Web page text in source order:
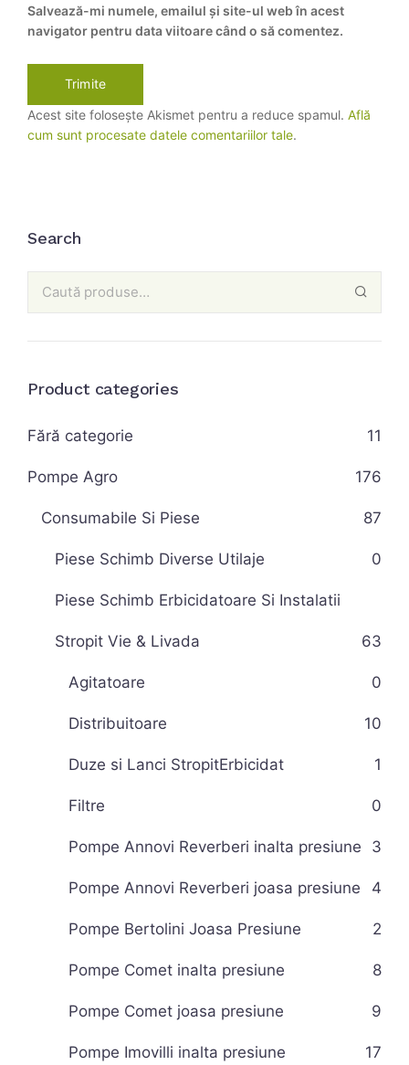
Salvează-mi numele, emailul și site-ul web în acest
navigator pentru data viitoare când o să comentez.
Acest site folosește Akismet pentru a reduce spamul. Află
cum sunt procesate datele comentariilor tale.
Search
Product categories
Fără categorie 11
Pompe Agro 176
Consumabile Si Piese 87
Piese Schimb Diverse Utilaje 0
Piese Schimb Erbicidatoare Si Instalatii
Stropit Vie & Livada 63
Agitatoare 0
Distribuitoare 10
Duze si Lanci StropitErbicidat 1
Filtre 0
Pompe Annovi Reverberi inalta presiune 3
Pompe Annovi Reverberi joasa presiune 4
Pompe Bertolini Joasa Presiune 2
Pompe Comet inalta presiune 8
Pompe Comet joasa presiune 9
Pompe Imovilli inalta presiune 17